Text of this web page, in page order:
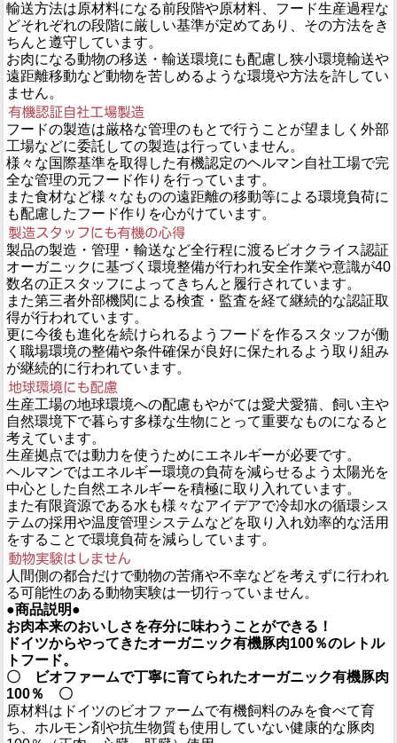
輸送方法は原材料になる前段階や原材料、フード生産過程な
どそれぞれの段階に厳しい基準が定めてあり、その方法をき
ちんと遵守しています。
お肉になる動物の移送・輸送環境にも配慮し狭小環境輸送や
遠距離移動など動物を苦しめるような環境や方法を許してい
ません。
フードの製造は厳格な管理のもとで行うことが望ましく外部
工場などに委託しての製造は行っていません。
様々な国際基準を取得した有機認定のヘルマン自社工場で完
全な管理の元フード作りを行っています。
また食材など様々なものの遠距離の移動等による環境負荷に
も配慮したフード作りを心がけています。
製品の製造・管理・輸送など全行程に渡るビオクライス認証
オーガニックに基づく環境整備が行われ安全作業や意識が40
数名の正スタッフによってきちんと履行されています。
また第三者外部機関による検査・監査を経て継続的な認証取
得が行われています。
更に今後も進化を続けられるようフードを作るスタッフが働
く職場環境の整備や条件確保が良好に保たれるよう取り組み
が継続的に行われています。
生産工場の地球環境への配慮もやがては愛犬愛猫、飼い主や
自然環境下で暮らす多様な生物にとって重要なものになると
考えています。
生産拠点では動力を使うためにエネルギーが必要です。
ヘルマンではエネルギー環境の負荷を減らせるよう太陽光を
中心とした自然エネルギーを積極に取り入れています。
また有限資源である水も様々なアイデアで冷却水の循環シス
テムの採用や温度管理システムなどを取り入れ効率的な活用
をすることで環境負荷を減らしています。
人間側の都合だけで動物の苦痛や不幸などを考えずに行われ
る可能性のある動物実験は一切行っていません。
●商品説明●
お肉本来のおいしさを存分に味わうことができる！
ドイツからやってきたオーガニック有機豚肉100％のレトル
トフード。
〇 ビオファームで丁寧に育てられたオーガニック有機豚肉
100％ 〇
原材料はドイツのビオファームで有機飼料のみを食べて育
ち、ホルモン剤や抗生物質も使用していない健康的な豚肉